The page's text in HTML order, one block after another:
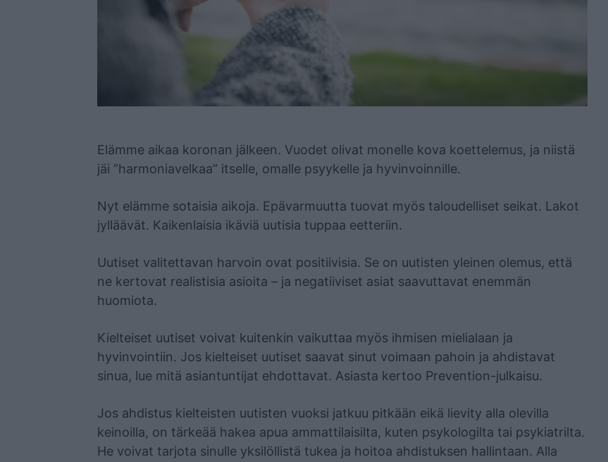
Elämme aikaa koronan jälkeen. Vuodet olivat monelle kova koettelemus, ja niistä
jäi ”harmoniavelkaa” itselle, omalle psyykelle ja hyvinvoinnille.
Nyt elämme sotaisia aikoja. Epävarmuutta tuovat myös taloudelliset seikat. Lakot
jylläävät. Kaikenlaisia ikäviä uutisia tuppaa eetteriin.
Uutiset valitettavan harvoin ovat positiivisia. Se on uutisten yleinen olemus, että
ne kertovat realistisia asioita – ja negatiiviset asiat saavuttavat enemmän
huomiota.
Kielteiset uutiset voivat kuitenkin vaikuttaa myös ihmisen mielialaan ja
hyvinvointiin. Jos kielteiset uutiset saavat sinut voimaan pahoin ja ahdistavat
sinua, lue mitä asiantuntijat ehdottavat. Asiasta kertoo Prevention-julkaisu.
Jos ahdistus kielteisten uutisten vuoksi jatkuu pitkään eikä lievity alla olevilla
keinoilla, on tärkeää hakea apua ammattilaisilta, kuten psykologilta tai psykiatrilta.
He voivat tarjota sinulle yksilöllistä tukea ja hoitoa ahdistuksen hallintaan. Alla